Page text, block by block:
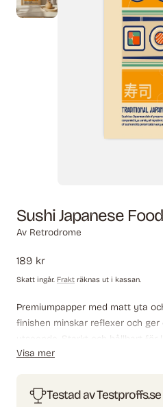
Sushi Japanese
Av Retrodrome
Ordinarie
pris
189 kr
Skatt ingår. Frakt räknas ut i kassan.
Premiumpapper med matt yta
finishen minskar reflexer och
utseende. Starkt och hållbart för
för både professionella miljöer
Visa mer
Testad av Testproffs.se